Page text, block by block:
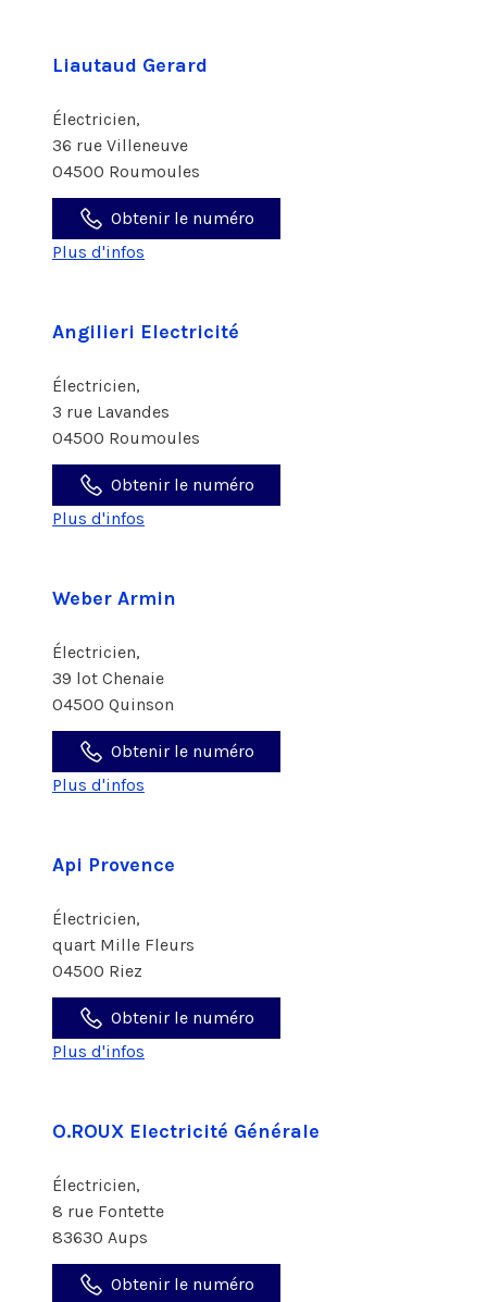
Liautaud Gerard
Électricien,
36 rue Villeneuve
04500 Roumoules
Obtenir le numéro
Plus d'infos
Angilieri Electricité
Électricien,
3 rue Lavandes
04500 Roumoules
Obtenir le numéro
Plus d'infos
Weber Armin
Électricien,
39 lot Chenaie
04500 Quinson
Obtenir le numéro
Plus d'infos
Api Provence
Électricien,
quart Mille Fleurs
04500 Riez
Obtenir le numéro
Plus d'infos
O.ROUX Electricité Générale
Électricien,
8 rue Fontette
83630 Aups
Obtenir le numéro